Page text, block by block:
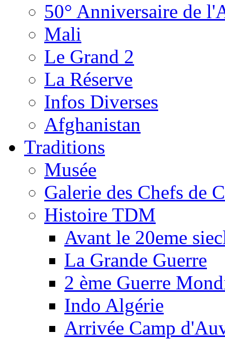
50° Anniversaire de
Mali
Le Grand 2
La Réserve
Infos Diverses
Afghanistan
Traditions
Musée
Galerie des Chefs de
Histoire TDM
Avant le 20eme
La Grande Guerre
2 ème Guerre
Indo Algérie
Arrivée Camp